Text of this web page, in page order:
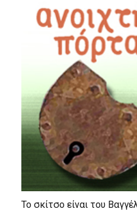
Το σκίτσο είναι του